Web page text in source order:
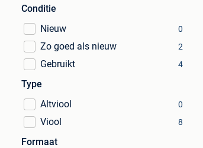
Conditie
Nieuw
0
Zo goed als nieuw 2
Gebruikt 4
Type
Altviool
0
Viool 8
Formaat